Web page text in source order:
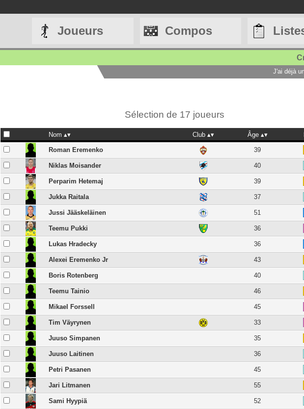
Joueurs Compos
J'ai déjà
Sélection de 17 joueurs
Nom Club Âge
Roman Eremenko 39
Niklas Moisander 40
Perparim Hetemaj 39
Jukka Raitala 37
Jussi Jääskeläinen 51
Teemu Pukki 36
Lukas Hradecky 36
Alexei Eremenko Jr 43
Boris Rotenberg 40
Teemu Tainio 46
Mikael Forssell 45
Tim Väyrynen 33
Juuso Simpanen 35
Juuso Laitinen 36
Petri Pasanen 45
Jari Litmanen 55
Sami Hyypiä 52